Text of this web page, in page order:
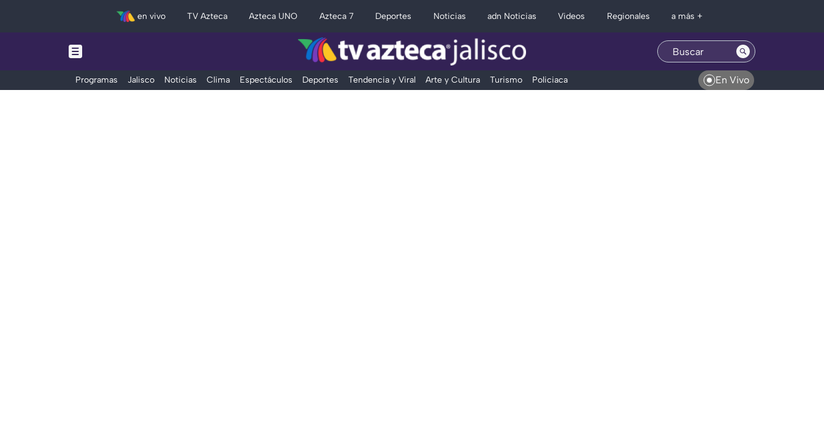
en vivo TV Azteca Azteca UNO Azteca 7 Deportes Noticias adn Noticias Videos Regionales a más +
Programas Jalisco Noticias Clima Espectáculos Deportes Tendencia y Viral Arte y Cultura Turismo Policiaca En Vivo